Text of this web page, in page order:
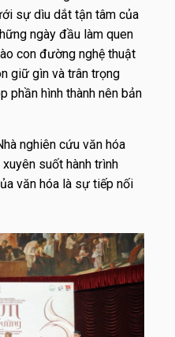
sự dìu dắt tận tâm của
ngày đầu làm quen
con đường nghệ thuật
giữ gìn và trân trọng
phần hình thành nên bản
nghiên cứu văn hóa
suốt hành trình
văn hóa là sự tiếp nối